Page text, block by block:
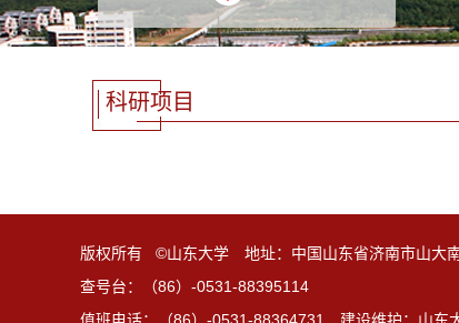
科研项目
版权所有 ©山东大学 地址：中国山东省济南市山
查号台：（86）-0531-88395114